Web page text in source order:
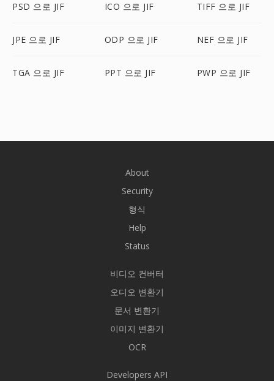
PSD 으로 JIF ICO 으로 JIF TIFF 으로 JIF
JPE 으로 JIF ODP 으로 JIF NEF 으로 JIF
TGA 으로 JIF PPT 으로 JIF PWP 으로 JIF
About
Security
형식
Help
Status
비디오 컨버터
오디오 변환기
문서 변환기
이미지 변환기
OCR
Developers API